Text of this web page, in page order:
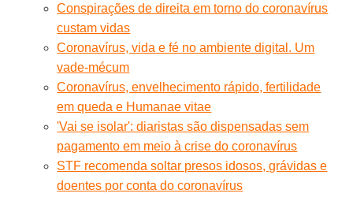
Conspirações de direita em torno do coronavírus
custam vidas
Coronavírus, vida e fé no ambiente digital. Um
vade-mécum
Coronavírus, envelhecimento rápido, fertilidade
em queda e Humanae vitae
'Vai se isolar': diaristas são dispensadas sem
pagamento em meio à crise do coronavírus
STF recomenda soltar presos idosos, grávidas e
doentes por conta do coronavírus